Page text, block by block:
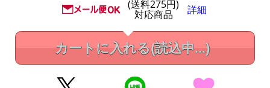
(送料275円)
対応商品 詳細
カートに入れる(読込中...)